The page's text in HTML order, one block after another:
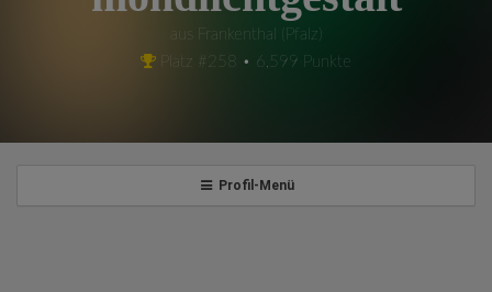
aus Frankenthal (Pfalz)
Platz #258 • 6,599 Punkte
Profil-Menü